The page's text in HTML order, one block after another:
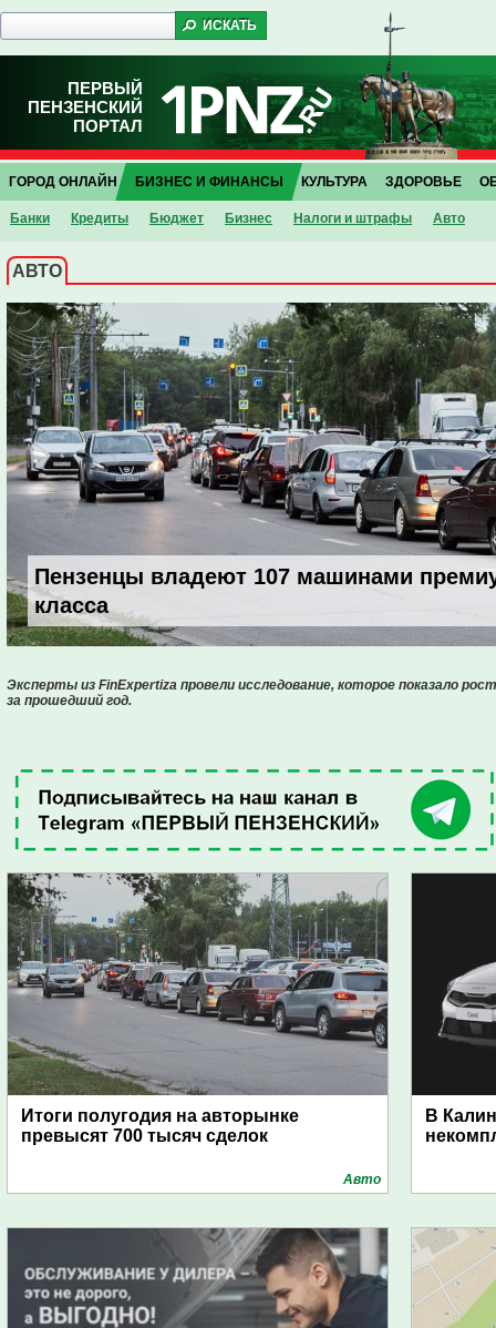
ПЕРВЫЙ
ПЕНЗЕНСКИЙ
ПОРТАЛ
ГОРОД ОНЛАЙН БИЗНЕС И ФИНАНСЫ
Банки Кредиты Бюджет Бизнес Налоги и штрафы Авто
КУЛЬТУРА ЗДОРОВЬЕ
АВТО
Пензенцы владеют 107 машинами
класса
Эксперты из FinExpertiza провели исследование, которое показало
за прошедший год.
Итоги полугодия на авторынке
превысят 700 тысяч сделок
Авто
В